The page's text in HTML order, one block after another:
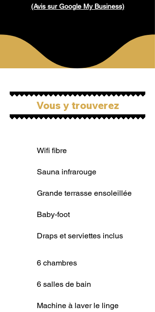
(Avis sur Google My Business)
Vous y trouverez
Wifi fibre
Sauna infrarouge
Grande terrasse ensoleillée
Baby-foot
Draps et serviettes inclus
6 chambres
6 salles de bain
Machine à laver le linge